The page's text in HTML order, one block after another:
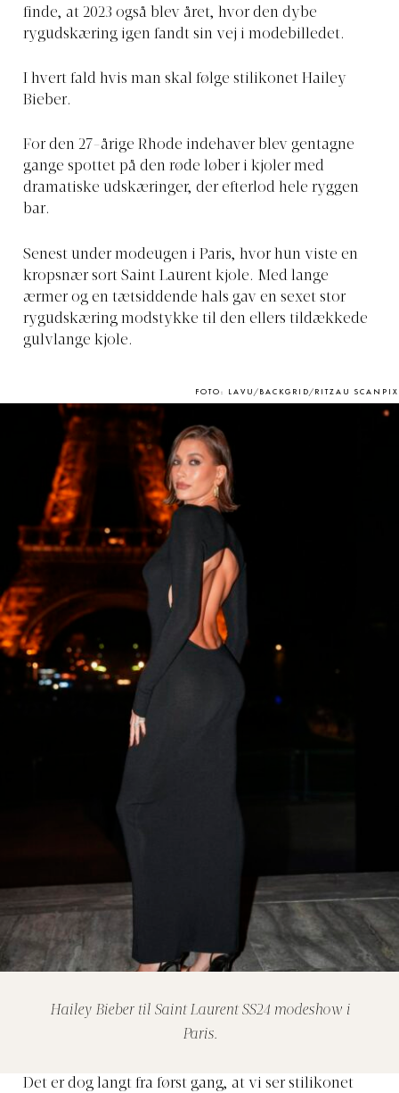
finde, at 2023 også blev året, hvor den dybe
rygudskæring igen fandt sin vej i modebilledet.
I hvert fald hvis man skal følge stilikonet Hailey
Bieber.
For den 27-årige Rhode indehaver blev gentagne
gange spottet på den røde løber i kjoler med
dramatiske udskæringer, der efterlod hele ryggen
bar.
Senest under modeugen i Paris, hvor hun viste en
kropsnær sort Saint Laurent kjole. Med lange
ærmer og en tætsiddende hals gav en sexet stor
rygudskæring modstykke til den ellers tildækkede
gulvlange kjole.
FOTO: LAVU/BACKGRID/RITZAU SCANPIX
Hailey Bieber til Saint Laurent SS24 modeshow i
Paris.
Det er dog langt fra først gang, at vi ser stilikonet